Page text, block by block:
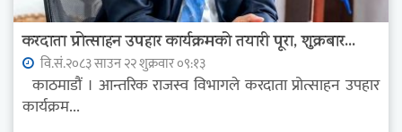
करदाता प्रोत्साहन उपहार कार्यक्रमको तयारी पूरा, शुक्रबार...
वि.सं.२०८३ साउन २२ शुक्रवार ०९:१३
काठमाडौं । आन्तरिक राजस्व विभागले करदाता प्रोत्साहन उपहार
कार्यक्रम...